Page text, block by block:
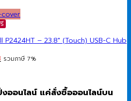
– 23.8″ (Touch) USB-C Hub
Current
10,900.00 ฿.
รวมภาษี 7%
ออนไลน์ แค่สั่งซื้อออนไลน์บน